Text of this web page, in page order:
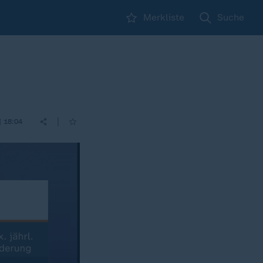
Merkliste Suche
18:04